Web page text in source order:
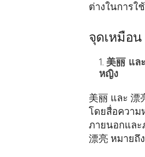
ต่างในการใ
จุดเหมือน
美丽 แล
หญิง
美丽 และ
โดยสื่อความ
ภายนอกและ
漂亮 หมายถึ